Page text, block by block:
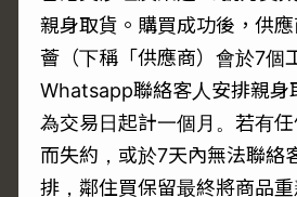
親身取貨。購買成功後，供
薈（下稱「供應商）會於7個
Whatsapp聯絡客人安排親身
為交易日起計一個月。若有
而失約，或於7天內無法聯絡
排，鄰住買保留最終將商品